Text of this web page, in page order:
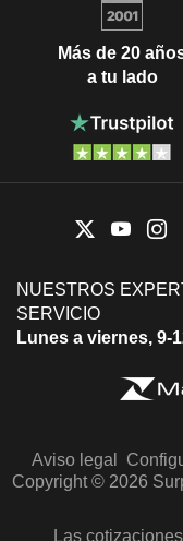
Más de 20
a tu lado
NUESTROS
SERVICIO
Lunes a viernes, 9-
Aviso legal
Copyright © 2026
Las